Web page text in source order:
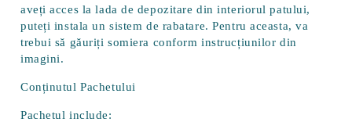
aveți acces la lada de depozitare din interiorul patului,
puteți instala un sistem de rabatare. Pentru aceasta, va
trebui să găuriți somiera conform instrucțiunilor din
imagini.
Conținutul Pachetului
Pachetul include: